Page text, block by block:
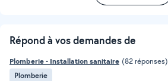
Répond à vos demandes de
Plomberie - Installation sanitaire (82 réponses)
Plomberie